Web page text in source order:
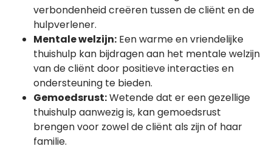
verbondenheid creëren tussen de cliënt en de
hulpverlener.
Mentale welzijn: Een warme en vriendelijke
thuishulp kan bijdragen aan het mentale welzijn
van de cliënt door positieve interacties en
ondersteuning te bieden.
Gemoedsrust:Wetende dat er een gezellige
thuishulp aanwezig is, kan gemoedsrust
brengen voor zowel de cliënt als zijn of haar
familie.